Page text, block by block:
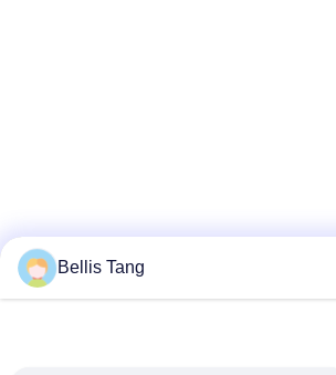
Bellis Tang